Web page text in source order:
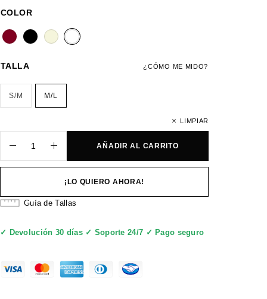
COLOR
¿CÓMO ME MIDO?
TALLA
S/M M/L
LIMPIAR
AÑADIR AL CARRITO
¡LO QUIERO AHORA!
Guía de Tallas
✓ Devolución 30 días ✓ Soporte 24/7 ✓ Pago seguro